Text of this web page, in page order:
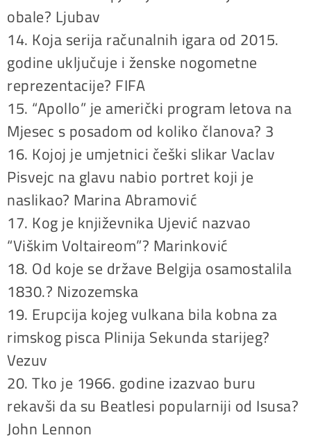
obale? Ljubav
14. Koja serija računalnih igara od 2015.
godine uključuje i ženske nogometne
reprezentacije? FIFA
15. “Apollo” je američki program letova na
Mjesec s posadom od koliko članova? 3
16. Kojoj je umjetnici češki slikar Vaclav
Pisvejc na glavu nabio portret koji je
naslikao? Marina Abramović
17. Kog je književnika Ujević nazvao
“Viškim Voltaireom”? Marinković
18. Od koje se države Belgija osamostalila
1830.? Nizozemska
19. Erupcija kojeg vulkana bila kobna za
rimskog pisca Plinija Sekunda starijeg?
Vezuv
20. Tko je 1966. godine izazvao buru
rekavši da su Beatlesi popularniji od Isusa?
John Lennon